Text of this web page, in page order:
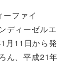
ファイ
ディーゼルエ
月11日から発
ん、平成21年